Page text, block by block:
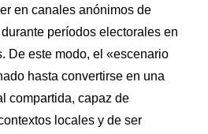
en canales anónimos de
períodos electorales en
De este modo, el «escenario
hasta convertirse en una
compartida, capaz de
locales y de ser